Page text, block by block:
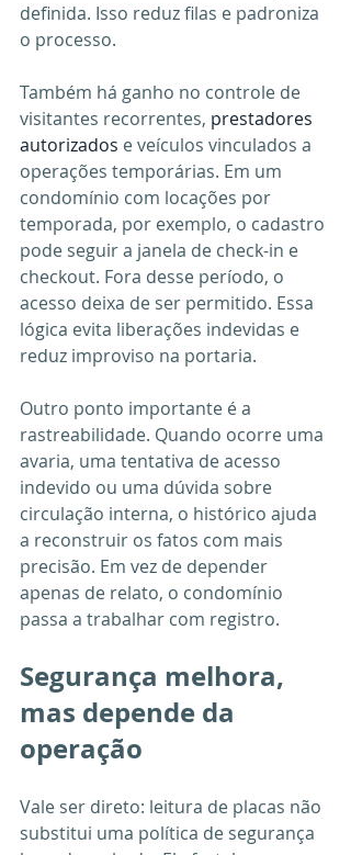
definida. Isso reduz filas e padroniza
o processo.
Também há ganho no controle de
visitantes recorrentes, prestadores
autorizados e veículos vinculados a
operações temporárias. Em um
condomínio com locações por
temporada, por exemplo, o cadastro
pode seguir a janela de check-in e
checkout. Fora desse período, o
acesso deixa de ser permitido. Essa
lógica evita liberações indevidas e
reduz improviso na portaria.
Outro ponto importante é a
rastreabilidade. Quando ocorre uma
avaria, uma tentativa de acesso
indevido ou uma dúvida sobre
circulação interna, o histórico ajuda
a reconstruir os fatos com mais
precisão. Em vez de depender
apenas de relato, o condomínio
passa a trabalhar com registro.
Segurança melhora,
mas depende da
operação
Vale ser direto: leitura de placas não
substitui uma política de segurança